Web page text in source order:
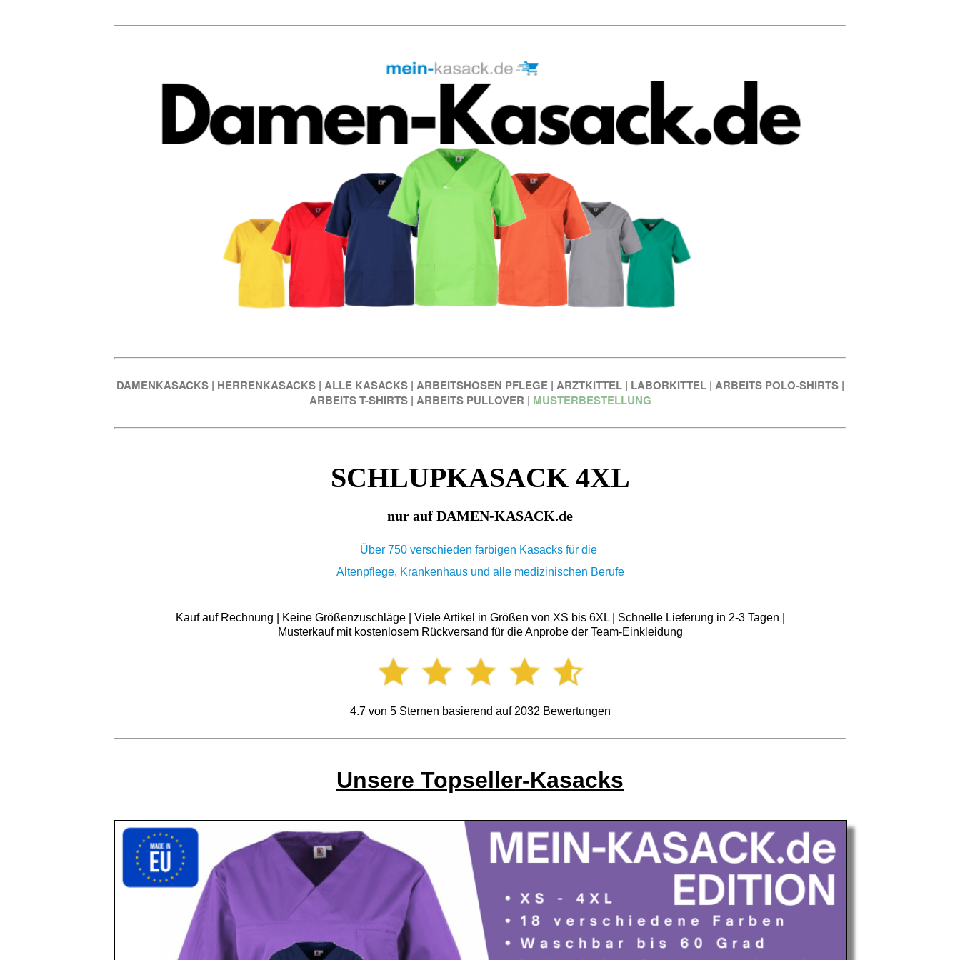
DAMENKASACKS | HERRENKASACKS | ALLE KASACKS | ARBEITSHOSEN PFLEGE | ARZTKITTEL | LABORKITTEL | ARBEITS POLO-SHIRTS |
ARBEITS T-SHIRTS | ARBEITS PULLOVER | MUSTERBESTELLUNG
SCHLUPKASACK 4XL
nur auf DAMEN-KASACK.de
Über 750 verschieden farbigen Kasacks für die
Altenpflege, Krankenhaus und alle medizinischen Berufe
Kauf auf Rechnung | Keine Größenzuschläge | Viele Artikel in Größen von XS bis 6XL | Schnelle Lieferung in 2-3 Tagen |
Musterkauf mit kostenlosem Rückversand für die Anprobe der Team-Einkleidung
4.7von 5Sternen basierend auf 2032 Bewertungen
Unsere Topseller-Kasacks